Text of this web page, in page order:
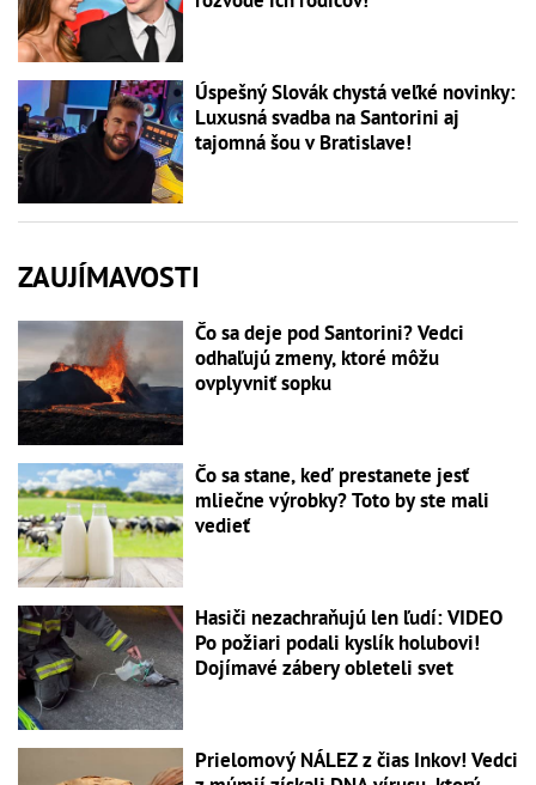
Úspešný Slovák chystá veľké novinky:
Luxusná svadba na Santorini aj
tajomná šou v Bratislave!
ZAUJÍMAVOSTI
Čo sa deje pod Santorini? Vedci
odhaľujú zmeny, ktoré môžu
ovplyvniť sopku
Čo sa stane, keď prestanete jesť
mliečne výrobky? Toto by ste mali
vedieť
Hasiči nezachraňujú len ľudí: VIDEO
Po požiari podali kyslík holubovi!
Dojímavé zábery obleteli svet
Prielomový NÁLEZ z čias Inkov! Vedci